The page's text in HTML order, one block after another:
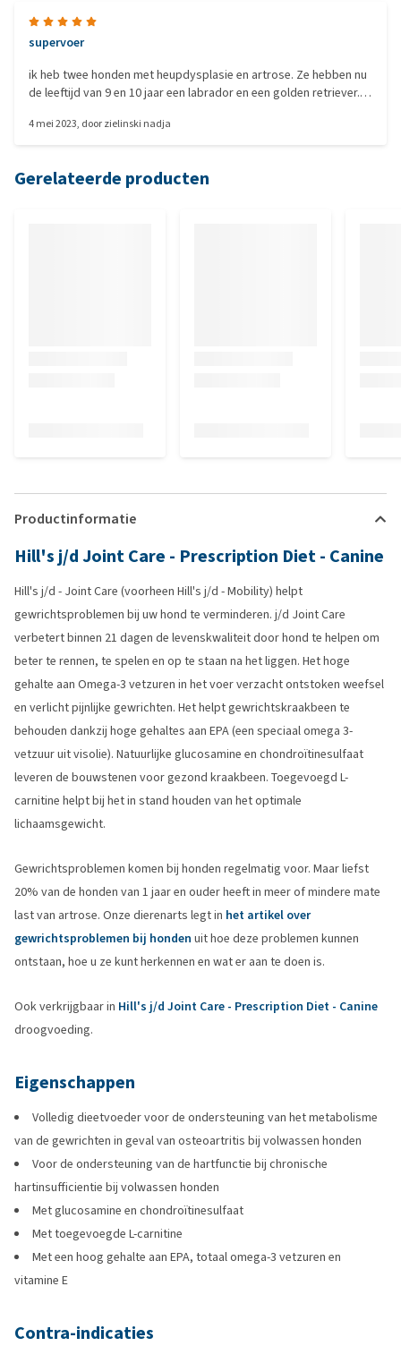
supervoer
ik heb twee honden met heupdysplasie en artrose. Ze hebben nu
de leeftijd van 9 en 10 jaar een labrador en een golden retriever.
linkerachterpoot en kon ook niet meer goed opstaan. RX fotos
van hills en ik heb hier net weer puppys rondlopen...supervoer ze
4 mei 2023, doorzielinski nadja
Gerelateerde producten
Productinformatie
Hill's j/d Joint Care - Prescription Diet - Canine
Hill's j/d - Joint Care (voorheen Hill's j/d - Mobility) helpt
gewrichtsproblemen bij uw hond te verminderen. j/d Joint Care
verbetert binnen 21 dagen de levenskwaliteit door hond te helpen om
beter te rennen, te spelen en op te staan na het liggen. Het hoge
gehalte aan Omega-3 vetzuren in het voer verzacht ontstoken weefsel
en verlicht pijnlijke gewrichten. Het helpt gewrichtskraakbeen te
behouden dankzij hoge gehaltes aan EPA (een speciaal omega 3-
vetzuur uit visolie). Natuurlijke glucosamine en chondroïtinesulfaat
leveren de bouwstenen voor gezond kraakbeen. Toegevoegd L-
carnitine helpt bij het in stand houden van het optimale
lichaamsgewicht.
Gewrichtsproblemen komen bij honden regelmatig voor. Maar liefst
20% van de honden van 1 jaar en ouder heeft in meer of mindere mate
last van artrose. Onze dierenarts legt in het artikel over
gewrichtsproblemen bij honden uit hoe deze problemen kunnen
ontstaan, hoe u ze kunt herkennen en wat er aan te doen is.
Ook verkrijgbaar in Hill's j/d Joint Care - Prescription Diet - Canine
droogvoeding.
Eigenschappen
Volledig dieetvoeder voor de ondersteuning van het metabolisme
van de gewrichten in geval van osteoartritis bij volwassen honden
Voor de ondersteuning van de hartfunctie bij chronische
hartinsufficientie bij volwassen honden
Met glucosamine en chondroïtinesulfaat
Met toegevoegde L-carnitine
Met een hoog gehalte aan EPA, totaal omega-3 vetzuren en
vitamine E
Contra-indicaties